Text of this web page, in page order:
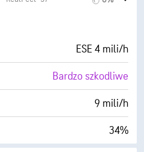
0%
10 mili
30000 stopy
ESE 4 mili/h
Bardzo szkodliwe
9 mili/h
34%